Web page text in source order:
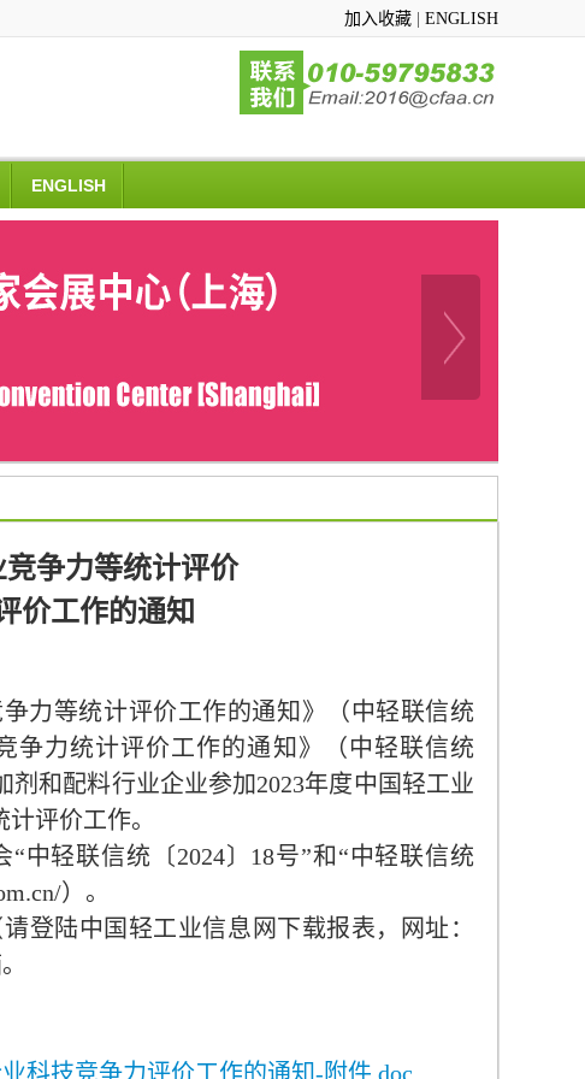
加入收藏 ENGLISH
ENGLISH
争力等统计评价
价工作的通知
力等统计评价工作的通知》（中轻联信统
争力统计评价工作的通知》（中轻联信统
剂和配料行业企业参加2023年度中国轻工业
评价工作。
“中轻联信统〔 2024〕 18号”和“中轻联信统
）。
登陆中国轻工业信息网下载报表，网址：
科技竞争力评价工作的通知-附件.doc